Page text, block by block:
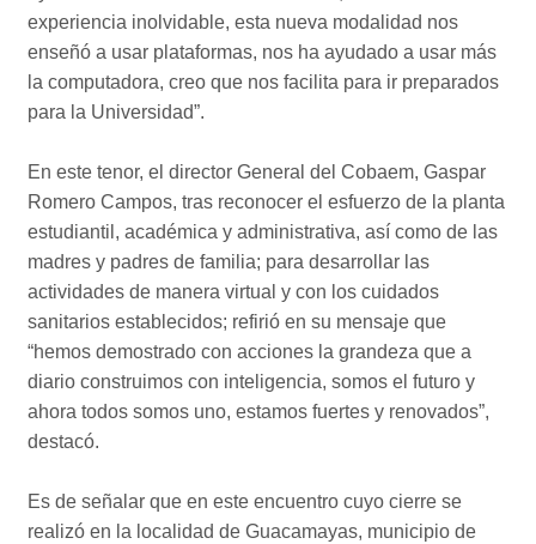
experiencia inolvidable, esta nueva modalidad nos
enseñó a usar plataformas, nos ha ayudado a usar más
la computadora, creo que nos facilita para ir preparados
para la Universidad”.
En este tenor, el director General del Cobaem, Gaspar
Romero Campos, tras reconocer el esfuerzo de la planta
estudiantil, académica y administrativa, así como de las
madres y padres de familia; para desarrollar las
actividades de manera virtual y con los cuidados
sanitarios establecidos; refirió en su mensaje que
“hemos demostrado con acciones la grandeza que a
diario construimos con inteligencia, somos el futuro y
ahora todos somos uno, estamos fuertes y renovados”,
destacó.
Es de señalar que en este encuentro cuyo cierre se
realizó en la localidad de Guacamayas, municipio de